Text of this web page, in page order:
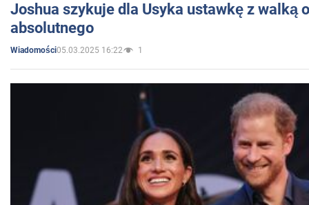
Joshua szykuje dla Usyka ustawkę z walką
absolutnego
Wiadomości05.03.2025 16:22 1